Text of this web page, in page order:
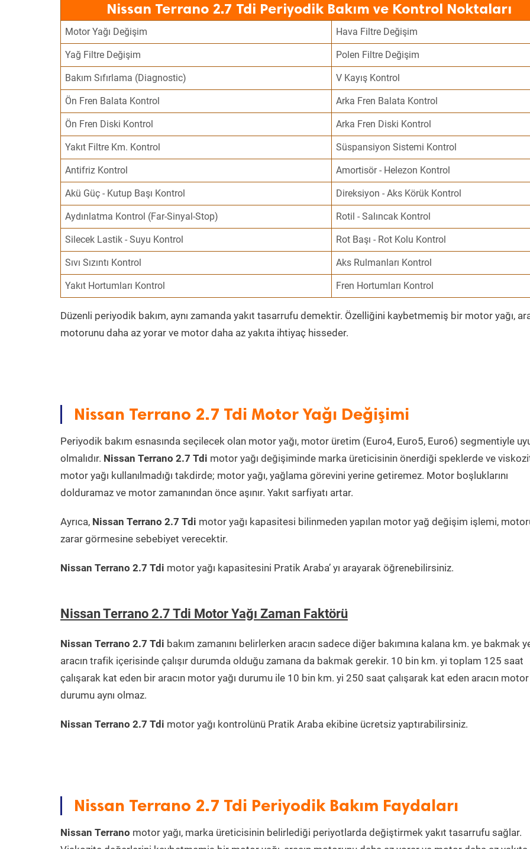
Nissan Terrano 2.7 Tdi Periyodik Bakım ve Kontrol Noktaları
Motor Yağı Değişim Hava Filtre Değişim
Yağ Filtre Değişim Polen Filtre Değişim
Bakım Sıfırlama (Diagnostic) V Kayış Kontrol
Ön Fren Balata Kontrol Arka Fren Balata Kontrol
Ön Fren Diski Kontrol Arka Fren Diski Kontrol
Yakıt Filtre Km. Kontrol Süspansiyon Sistemi Kontrol
Antifriz Kontrol Amortisör - Helezon Kontrol
Akü Güç - Kutup Başı Kontrol Direksiyon - Aks Körük Kontrol
Aydınlatma Kontrol (Far-Sinyal-Stop) Rotil - Salıncak Kontrol
Silecek Lastik - Suyu Kontrol Rot Başı - Rot Kolu Kontrol
Sıvı Sızıntı Kontrol Aks Rulmanları Kontrol
Yakıt Hortumları Kontrol Fren Hortumları Kontrol
Düzenli periyodik bakım, aynı zamanda yakıt tasarrufu demektir. Özelliğini kaybetmemiş bir motor yağı,
motorunu daha az yorar ve motor daha az yakıta ihtiyaç hisseder.
Nissan Terrano 2.7 Tdi Motor Yağı Değişimi
Periyodik bakım esnasında seçilecek olan motor yağı, motor üretim (Euro4, Euro5, Euro6) segmentiyle
olmalıdır. Nissan Terrano 2.7 Tdi motor yağı değişiminde marka üreticisinin önerdiği speklerde ve
motor yağı kullanılmadığı takdirde; motor yağı, yağlama görevini yerine getiremez. Motor boşluklarını
dolduramaz ve motor zamanından önce aşınır. Yakıt sarfiyatı artar.
Ayrıca, Nissan Terrano 2.7 Tdi motor yağı kapasitesi bilinmeden yapılan motor yağ değişim işlemi,
zarar görmesine sebebiyet verecektir.
Nissan Terrano 2.7 Tdi motor yağı kapasitesini Pratik Araba’ yı arayarak öğrenebilirsiniz.
Nissan Terrano 2.7 Tdi Motor Yağı Zaman Faktörü
Nissan Terrano 2.7 Tdi bakım zamanını belirlerken aracın sadece diğer bakımına kalana km. ye bakmak
aracın trafik içerisinde çalışır durumda olduğu zamana da bakmak gerekir. 10 bin km. yi toplam 125 saat
çalışarak kat eden bir aracın motor yağı durumu ile 10 bin km. yi 250 saat çalışarak kat eden aracın motor
durumu aynı olmaz.
Nissan Terrano 2.7 Tdi motor yağı kontrolünü Pratik Araba ekibine ücretsiz yaptırabilirsiniz.
Nissan Terrano 2.7 Tdi Periyodik Bakım Faydaları
Nissan Terrano motor yağı, marka üreticisinin belirlediği periyotlarda değiştirmek yakıt tasarrufu sağlar.